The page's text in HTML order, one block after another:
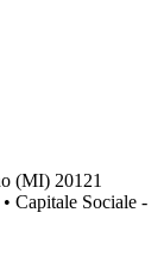
(MI) 20121
Capitale Sociale -